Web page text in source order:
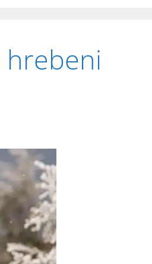
hrebeni